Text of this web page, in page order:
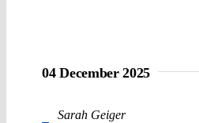
04 December 2025
Sarah Geiger